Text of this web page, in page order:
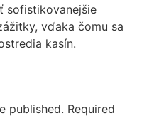
sofistikovanejšie
vďaka čomu sa
kasín.
published. Required